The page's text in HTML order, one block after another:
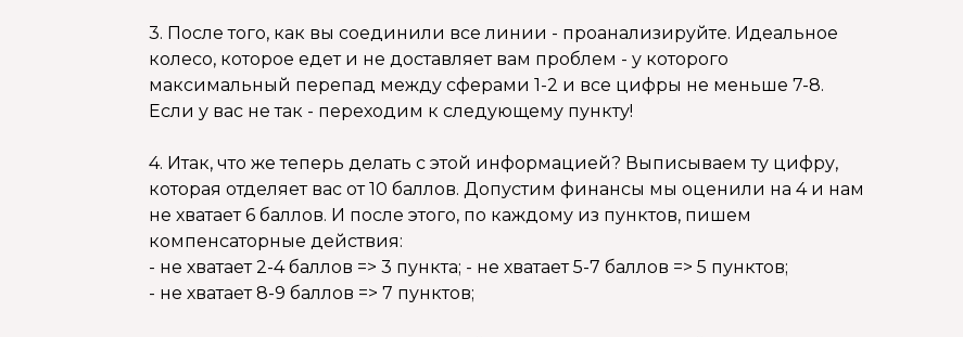
3. После того, как вы соединили все линии - проанализируйте. Идеальное
колесо, которое едет и не доставляет вам проблем - у которого
максимальный перепад между сферами 1-2 и все цифры не меньше 7-8.
Если у вас не так - переходим к следующему пункту!
4. Итак, что же теперь делать с этой информацией? Выписываем ту цифру,
которая отделяет вас от 10 баллов. Допустим финансы мы оценили на 4 и нам
не хватает 6 баллов. И после этого, по каждому из пунктов, пишем
компенсаторные действия:
- не хватает 2-4 баллов => 3 пункта; - не хватает 5-7 баллов => 5 пунктов;
- не хватает 8-9 баллов => 7 пунктов;